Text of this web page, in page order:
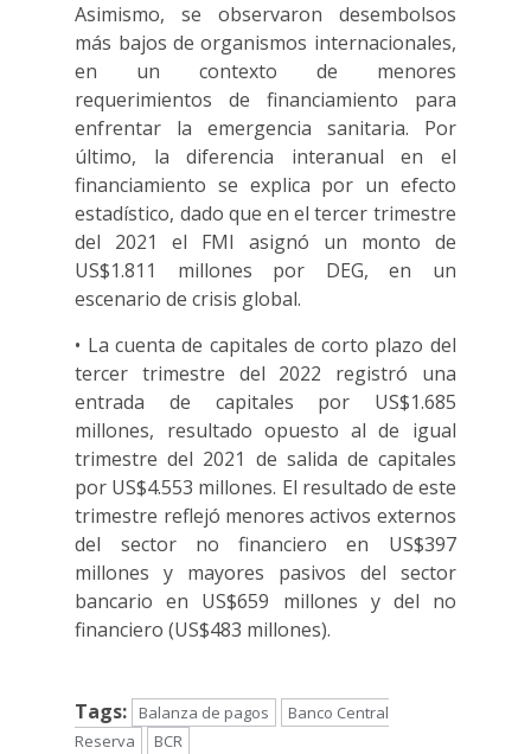
Asimismo, se observaron desembolsos
más bajos de organismos internacionales,
en un contexto de menores
requerimientos de financiamiento para
enfrentar la emergencia sanitaria. Por
último, la diferencia interanual en el
financiamiento se explica por un efecto
estadístico, dado que en el tercer trimestre
del 2021 el FMI asignó un monto de
US$1.811 millones por DEG, en un
escenario de crisis global.
• La cuenta de capitales de corto plazo del
tercer trimestre del 2022 registró una
entrada de capitales por US$1.685
millones, resultado opuesto al de igual
trimestre del 2021 de salida de capitales
por US$4.553 millones. El resultado de este
trimestre reflejó menores activos externos
del sector no financiero en US$397
millones y mayores pasivos del sector
bancario en US$659 millones y del no
financiero (US$483 millones).
Tags: Balanza de pagos
Banco Central
Reserva
BCR